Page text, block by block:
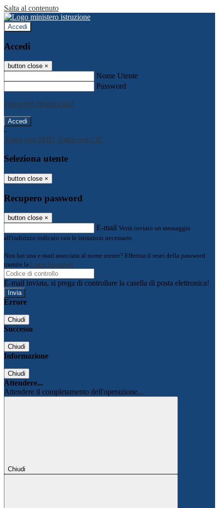
Salta al contenuto
Accedi
Accedi
button close ×
Nome Utente
Password
Password dimenticata?
-
Entra con SPID Entra con CIE
Seleziona utente
button close ×
Recupero password
button close ×
E-mail Verrà inviato un messaggio
all'indirizzo indicato con le istruzioni necessarie.
Non hai una e-mail associata al nome utente? Effettua il reset della password
tramite la Login Spaggiari
E-mail inviata, si prega di controllare la casella di posta elettronica!
Errore
Chiudi
Successo
Chiudi
Informazione
Chiudi
Attendere...
Attendere il completamento dell'operazione...
Chiudi